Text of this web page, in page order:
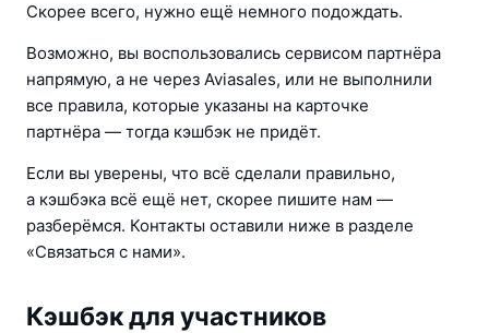
Скорее всего, нужно ещё немного подождать.
Возможно, вы воспользовались сервисом партнёра
напрямую, а не через Aviasales, или не выполнили
все правила, которые указаны на карточке
партнёра — тогда кэшбэк не придёт.
Если вы уверены, что всё сделали правильно,
а кэшбэка всё ещё нет, скорее пишите нам —
разберёмся. Контакты оставили ниже в разделе
«Связаться с нами».
Кэшбэк для участников